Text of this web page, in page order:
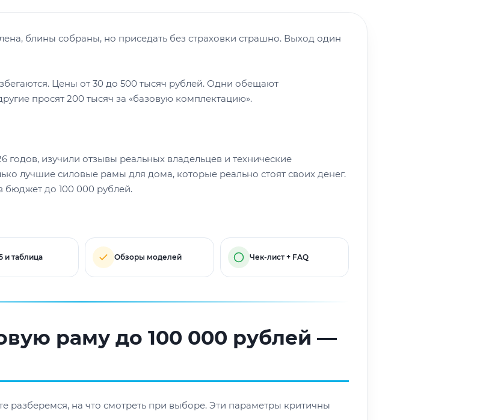
блины собраны, но приседать без страховки страшно. Выход один
Цены от 30 до 500 тысяч рублей. Одни обещают
просят 200 тысяч за «базовую комплектацию».
изучили отзывы реальных владельцев и технические
лучшие силовые рамы для дома, которые реально стоят своих денег.
бюджет до 100 000 рублей.
и таблица Обзоры моделей Чек-лист + FAQ
раму до 100 000 рублей —
разберемся, на что смотреть при выборе. Эти параметры критичны